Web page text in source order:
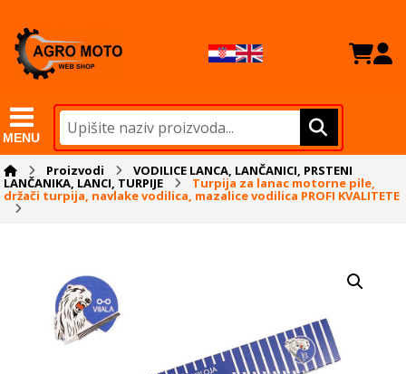
MENU
Proizvodi VODILICE LANCA, LANČANICI, PRSTENI
LANČANIKA, LANCI, TURPIJE Turpija za lanac motorne pile,
držači turpija, navlake vodilica, mazalice vodilica PROFI KVALITETE